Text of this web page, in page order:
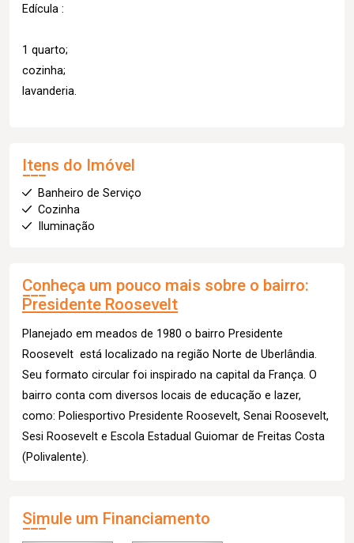
Edícula :
1 quarto;
cozinha;
lavanderia.
Itens do Imóvel
Banheiro de Serviço
Cozinha
Iluminação
Conheça um pouco mais sobre o bairro:
Presidente Roosevelt
Planejado em meados de 1980 o bairro Presidente
Roosevelt está localizado na região Norte de Uberlândia.
Seu formato circular foi inspirado na capital da França. O
bairro conta com diversos locais de educação e lazer,
como: Poliesportivo Presidente Roosevelt, Senai Roosevelt,
Sesi Roosevelt e Escola Estadual Guiomar de Freitas Costa
(Polivalente).
Simule um Financiamento